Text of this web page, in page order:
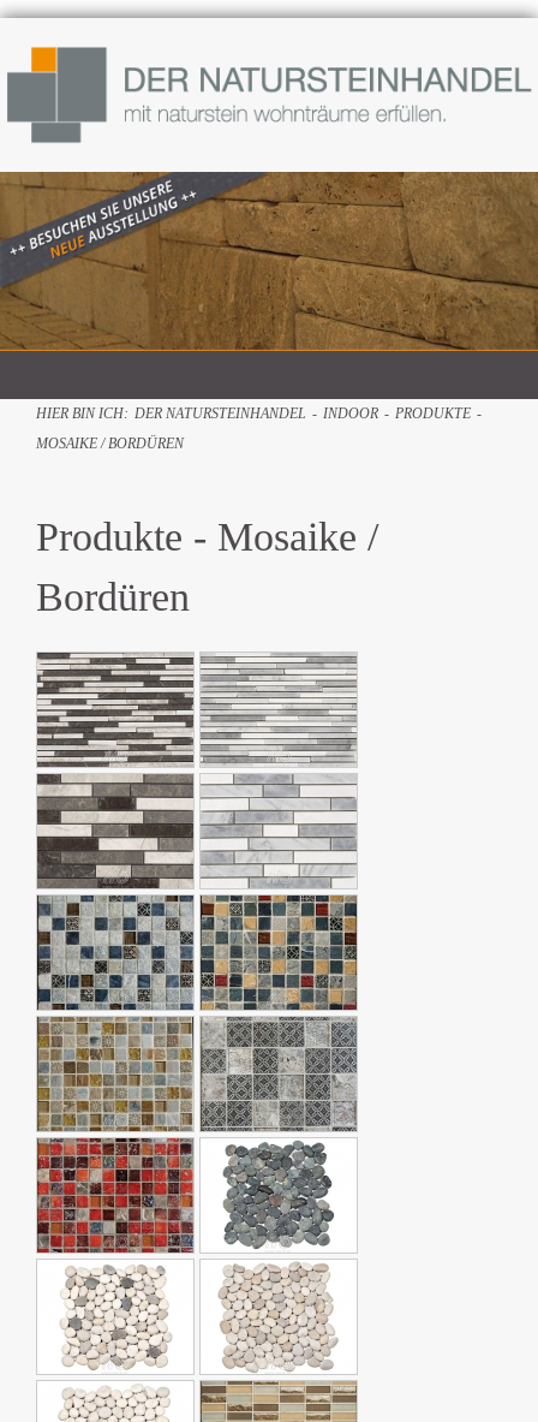
HIER BIN ICH: DER NATURSTEINHANDEL - INDOOR - PRODUKTE -
MOSAIKE / BORDÜREN
Produkte - Mosaike /
Bordüren